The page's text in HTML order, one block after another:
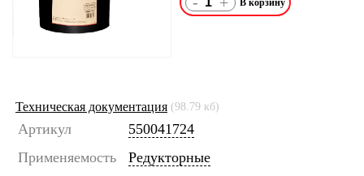
Техническая документация (98.79 кб)
Артикул
550041724
Применяемость
Редукторные